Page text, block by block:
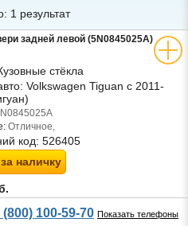
1 результат
задней левой (5N0845025A)
стёкла
Volkswagen Tiguan с 2011-
Отличное,
код: 526405
наличку
(800) 100-59-70 Показать телефоны